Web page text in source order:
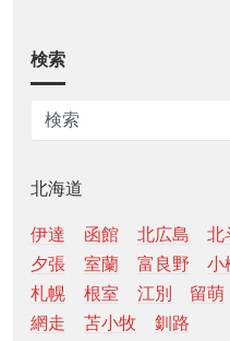
検索
北海道
伊達 函館 北広島 北
夕張
室蘭 富良野 小
札幌
根室 江別 留萌
網走
苫小牧 釧路